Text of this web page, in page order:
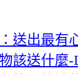
送出最有
該送什麼